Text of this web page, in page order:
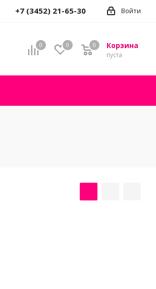
Войти
+7 (3452) 21-65-30
0 0 Корзина
пуста
0